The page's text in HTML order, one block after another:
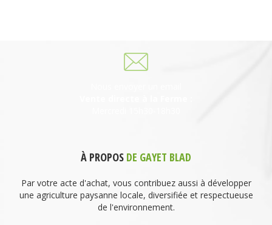
À PROPOS DE GAYET BLAD
Par votre acte d'achat, vous contribuez aussi à développer
une agriculture paysanne locale, diversifiée et respectueuse
de l'environnement.